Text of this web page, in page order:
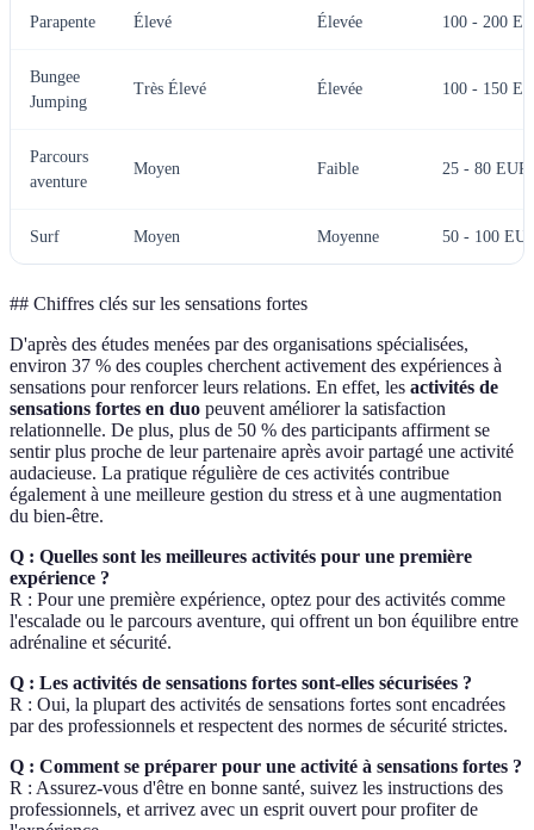
Parapente Élevé Élevée 100 - 200
Bungee
Jumping
Très Élevé Élevée 100 - 150
Parcours
aventure
Moyen Faible 25 - 80 EUR
Surf Moyen Moyenne 50 - 100
## Chiffres clés sur les sensations fortes
D'après des études menées par des organisations spécialisées,
environ 37 % des couples cherchent activement des expériences à
sensations pour renforcer leurs relations. En effet, les activités de
sensations fortes en duo peuvent améliorer la satisfaction
relationnelle. De plus, plus de 50 % des participants affirment se
sentir plus proche de leur partenaire après avoir partagé une activité
audacieuse. La pratique régulière de ces activités contribue
également à une meilleure gestion du stress et à une augmentation
du bien-être.
Q : Quelles sont les meilleures activités pour une première
expérience ?
R : Pour une première expérience, optez pour des activités comme
l'escalade ou le parcours aventure, qui offrent un bon équilibre entre
adrénaline et sécurité.
Q : Les activités de sensations fortes sont-elles sécurisées ?
R : Oui, la plupart des activités de sensations fortes sont encadrées
par des professionnels et respectent des normes de sécurité strictes.
Q : Comment se préparer pour une activité à sensations fortes ?
R : Assurez-vous d'être en bonne santé, suivez les instructions des
professionnels, et arrivez avec un esprit ouvert pour profiter de